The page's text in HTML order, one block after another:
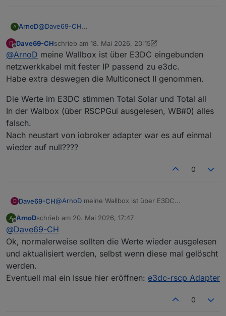
A ArnoD@Dave69-CH
Modbus oder evcc ?
D
Offline
Dave69-CHschrieb am 18. Mai 2026, 20:15
zuletzt editiert von Dave69-CH
@ArnoD meine Wallbox ist über E3DC eingebunden
netzwerkkabel mit fester IP passend zu e3dc.
Habe extra deswegen die Multiconect II genommen.
Die Werte im E3DC stimmen Total Solar und Total all
In der Walbox (über RSCPGui ausgelesen, WB#0) alles
falsch.
Nach neustart von iobroker adapter war es auf einmal
wieder auf null????
0
D Dave69-CH@ArnoD meine Wallbox ist über E3DC
zu e3dc.
Habe extra deswegen die Multiconect II
genommen.
Die Werte im E3DC stimmen Total Solar und Total
all
In der Walbox (über RSCPGui ausgelesen, WB#0)
alles falsch.
Nach neustart von iobroker adapter war es auf
A
Offline
ArnoDschrieb am 20. Mai 2026, 17:47
zuletzt editiert von
@Dave69-CH
Ok, normalerweise sollten die Werte wieder ausgelesen
und aktualisiert werden, selbst wenn diese mal gelöscht
werden.
Eventuell mal ein Issue hier eröffnen: e3dc-rscp Adapter
0